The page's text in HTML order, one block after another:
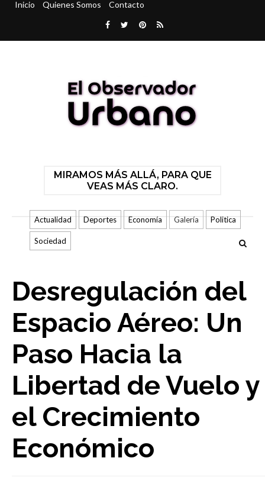
Inicio Quienes Somos Contacto
MIRAMOS MÁS ALLÁ, PARA QUE
VEAS MÁS CLARO.
Actualidad Deportes Economía Galería Politica
Sociedad
Desregulación del
Espacio Aéreo: Un
Paso Hacia la
Libertad de Vuelo y
el Crecimiento
Económico